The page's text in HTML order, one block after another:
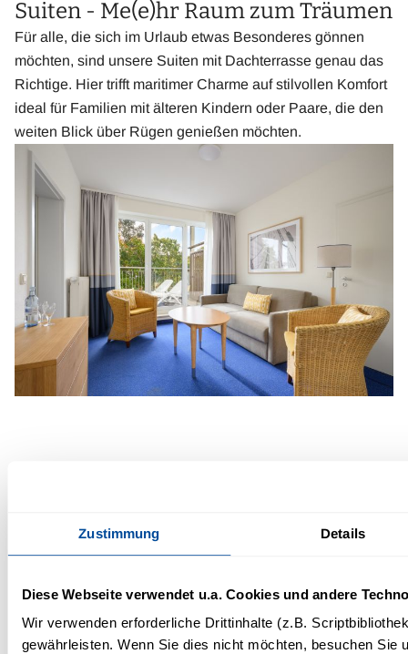
Zustimmung Details
Diese Webseite verwendet u.a. Cookies und andere
Wir verwenden erforderliche Drittinhalte (z.B.
gewährleisten. Wenn Sie dies nicht möchten, besuchen Sie
Suiten - Me(e)hr Raum zum Träumen
Für alle, die sich im Urlaub etwas Besonderes gönnen
möchten, sind unsere Suiten mit Dachterrasse genau das
Richtige. Hier trifft maritimer Charme auf stilvollen Komfort
ideal für Familien mit älteren Kindern oder Paare, die den
weiten Blick über Rügen genießen möchten.
Hotelzimmern an der Ostsee
Gibt es Zimmer mit Meerblick?